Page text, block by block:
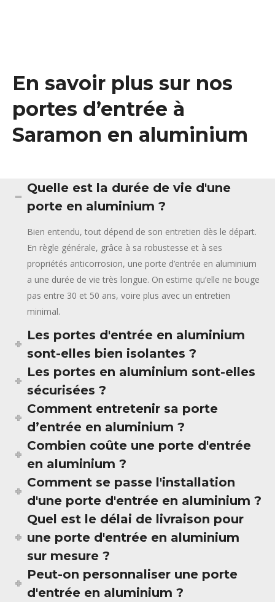
En savoir plus sur nos
portes d’entrée à
Saramon en aluminium
Quelle est la durée de vie d'une
porte en aluminium ?
Bien entendu, tout dépend de son entretien dès le départ.
En règle générale, grâce à sa robustesse et à ses
propriétés anticorrosion, une porte d’entrée en aluminium
a une durée de vie très longue. On estime qu’elle ne bouge
pas entre 30 et 50 ans, voire plus avec un entretien
minimal.
Les portes d'entrée en aluminium
sont-elles bien isolantes ?
Les portes en aluminium sont-elles
sécurisées ?
Comment entretenir sa porte
d’entrée en aluminium ?
Combien coûte une porte d'entrée
en aluminium ?
Comment se passe l'installation
d'une porte d'entrée en aluminium ?
Quel est le délai de livraison pour
une porte d'entrée en aluminium
sur mesure ?
Peut-on personnaliser une porte
d'entrée en aluminium ?